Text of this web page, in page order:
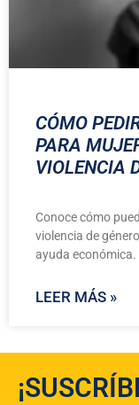
CÓMO
PARA
VIOLENCIA
Conoce cómo
violencia de
ayuda económica.
LEER MÁS »